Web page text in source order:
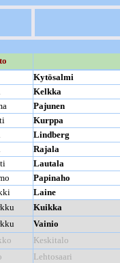
Kytösalmi
Kelkka
Pajunen
Kurppa
Lindberg
Rajala
Lautala
Papinaho
Laine
Kuikka
Vainio
Keskitalo
Lehtosaari